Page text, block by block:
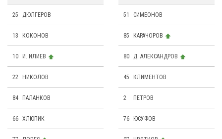
25 ДЮЛГЕРОВ
13 КОКОНОВ
10 И. ИЛИЕВ
22 НИКОЛОВ
84 ПАЛАНКОВ
66 ХЛЮПИК
51 СИМЕОНОВ
85 КАРАЧОРОВ
80 Д. АЛЕКСАНДРОВ
45 КЛИМЕНТОВ
2 ПЕТРОВ
76 ЮСУФОВ